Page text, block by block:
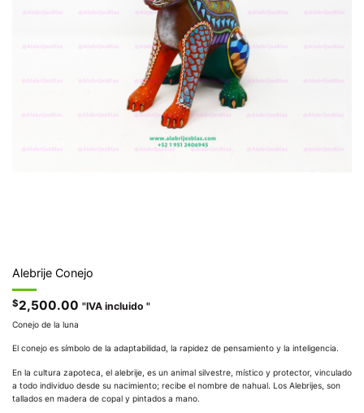
Alebrije Conejo
$2,500.00 "IVA incluido "
Conejo de la luna
El conejo es símbolo de la adaptabilidad, la rapidez de pensamiento y la inteligencia.
En la cultura zapoteca, el alebrije, es un animal silvestre, místico y protector, vinculado
a todo individuo desde su nacimiento; recibe el nombre de nahual. Los Alebrijes, son
tallados en madera de copal y pintados a mano.